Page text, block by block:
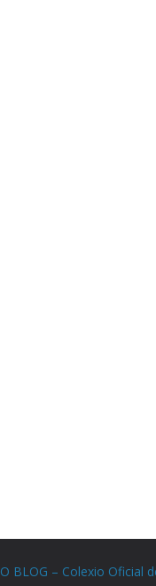
O BLOG – Colexio Oficial